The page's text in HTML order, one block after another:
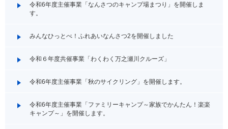
令和6年度主催事業「なんさつのキャンプ場まつり」を開催しま
す。
みんなひっとべ！ふれあいなんさつ2を開催しました
令和６年度共催事業「わくわく万之瀬川クルーズ」
令和6年度主催事業「秋のサイクリング」を開催します。
令和6年度主催事業「ファミリーキャンプ～家族でかんたん！楽楽
キャンプ～」を開催します。